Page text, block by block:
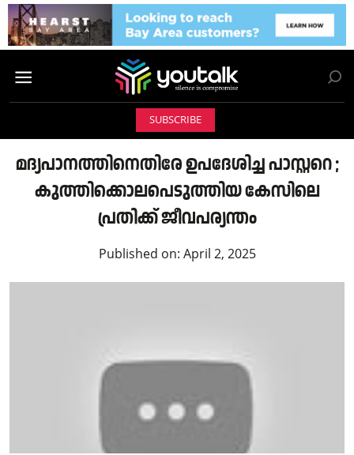
SUBSCRIBE
മദ്യപാനത്തിനെതിരേ ഉപദേശിച്ച പാസ്റ്ററെ ;
കുത്തിക്കൊലപെടുത്തിയ കേസിലെ
പ്രതിക്ക് ജീവപര്യന്തം
Published on: April 2, 2025